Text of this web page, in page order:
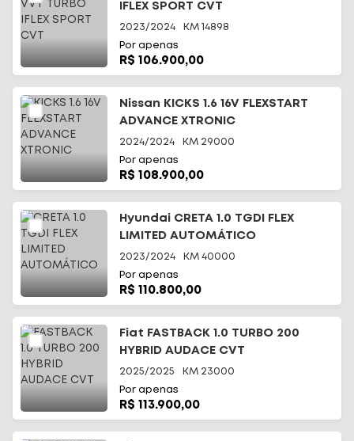
IFLEX SPORT CVT
2023/2024 KM 14898
Por apenas
R$ 106.900,00
Nissan KICKS 1.6 16V FLEXSTART
ADVANCE XTRONIC
2024/2024 KM 29000
Por apenas
R$ 108.900,00
Hyundai CRETA 1.0 TGDI FLEX
LIMITED AUTOMÁTICO
2023/2024 KM 40000
Por apenas
R$ 110.800,00
Fiat FASTBACK 1.0 TURBO 200
HYBRID AUDACE CVT
2025/2025 KM 23000
Por apenas
R$ 113.900,00